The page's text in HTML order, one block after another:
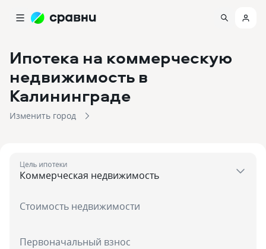
Ипотека на коммерческую
недвижимость в
Калининграде
Изменить город
Цель ипотеки
Стоимость недвижимости
Первоначальный взнос